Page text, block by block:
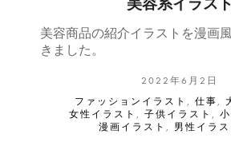
美容商品の紹介イラストを漫画
きました。
2022年6月2日
ファッションイラスト
仕事
女性イラスト
子供イラスト
漫画イラスト
男性イラス